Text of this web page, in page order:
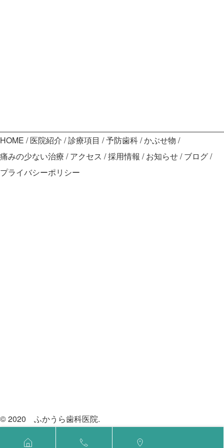
HOME 医院紹介 診療項目 予防歯科 かぶせ物
痛みの少ない治療
アクセス 採用情報 お知らせ ブログ
プライバシーポリシー
© 2020 ふかうら歯科医院.